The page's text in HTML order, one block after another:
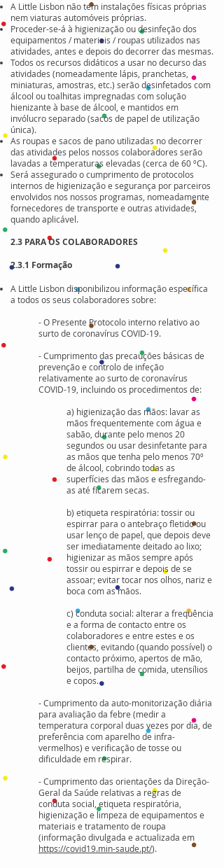
A Little Lisbon não tem instalações físicas próprias
nem viaturas automóveis próprias.
Proceder-se-á à higienização ou desinfeção dos
equipamentos / materiais / roupas utilizados nas
atividades, antes e depois do decorrer das mesmas.
Todos os recursos didáticos a usar no decurso das
atividades (nomeadamente lápis, pranchetas,
miniaturas, amostras, etc.) serão desinfetados com
álcool ou toalhitas impregnadas com solução
hienizante à base de álcool, e mantidos em
invólucro separado (sacos de papel de utilização
única).
As roupas e sacos de pano utilizadas no decorrer
das atividades pelos nossos colaboradores serão
lavadas a temperaturas elevadas (cerca de 60 ºC).
Será assegurado o cumprimento de protocolos
internos de higienização e segurança por parceiros
envolvidos nos nossos programas, nomeadamente
fornecedores de transporte e outras atividades,
quando aplicável.
2.3 PARA OS COLABORADORES
2.3.1 Formação
A Little Lisbon disponibilizou informação específica
a todos os seus colaboradores sobre:​
- O Presente Protocolo interno relativo ao
surto de coronavírus COVID-19.
- Cumprimento das precauções básicas de
prevenção e controlo de infeção
relativamente ao surto de coronavírus
COVID-19, incluindo os procedimentos de:
a) higienização das mãos: lavar as
mãos frequentemente com água e
sabão, durante pelo menos 20
segundos ou usar desinfetante para
as mãos que tenha pelo menos 70º
de álcool, cobrindo todas as
superfícies das mãos e esfregando-
as até ﬁcarem secas.
b) etiqueta respiratória: tossir ou
espirrar para o antebraço ﬂetido ou
usar lenço de papel, que depois deve
ser imediatamente deitado ao lixo;
higienizar as mãos sempre após
tossir ou espirrar e depois de se
assoar; evitar tocar nos olhos, nariz e
boca com as mãos.
c) conduta social: alterar a frequência
e a forma de contacto entre os
colaboradores e entre estes e os
clientes, evitando (quando possível) o
contacto próximo, apertos de mão,
beijos, partilha de comida, utensílios
e copos.
- Cumprimento da auto-monitorização diária
para avaliação da febre (medir a
temperatura corporal duas vezes por dia, de
preferência com aparelho de infra-
vermelhos) e veriﬁcação de tosse ou
diﬁculdade em respirar.
- Cumprimento das orientações da Direção-
Geral da Saúde relativas a regras de
conduta social, etiqueta respiratória,
higienização e limpeza de equipamentos e
materiais e tratamento de roupa
(informação divulgada e actualizada em
https://covid19.min-saude.pt/).